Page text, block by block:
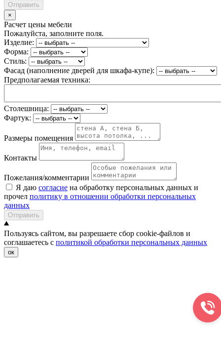
Отправить
×
Расчет цены мебели
Пожалуйста, заполните поля.
Изделие:
Форма:
Стиль:
Фасад (наполнение дверей для шкафа-купе):
Предполагаемая техника:
Столешница:
Фартук:
Размеры помещения
Контакты
Пожелания/комментарии
Я даю согласие на обработку персональных данных и
прочел политику в отношении обработки персональных
данных
Отправить
Пользуясь сайтом, вы разрешаете сбор cookie-файлов и
соглашаетесь с политикой обработки персональных данных
ок